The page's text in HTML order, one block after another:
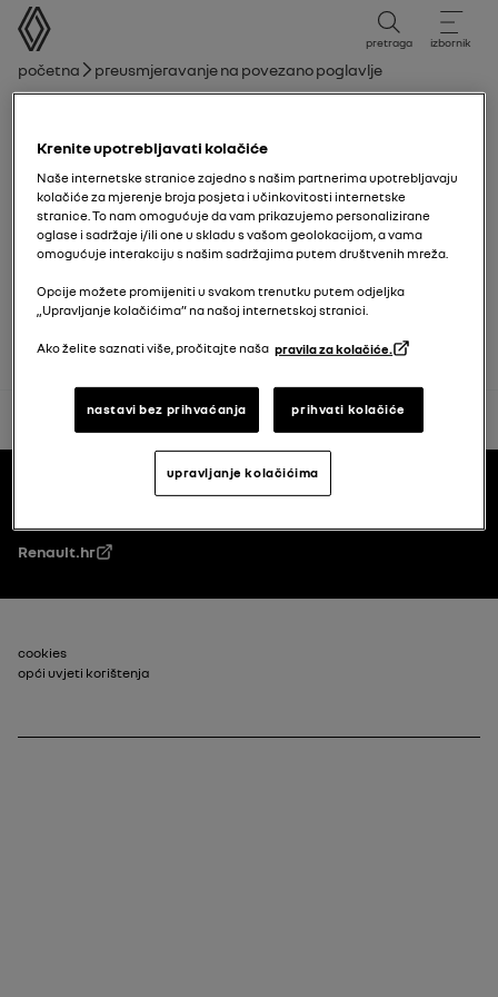
korisnički priručnik
pretraga izbornik
mrvice
Početna Preusmjeravanje na povezano poglavlje
Kartica
Digitalni ključ
Vrata i otvarajući dijelovi
natrag na vrh
Renault.hr
Footer_2
cookies
opći uvjeti korištenja
Krenite upotrebljavati kolačiće
Naše internetske stranice zajedno s našim partnerima upotrebljavaju
kolačiće za mjerenje broja posjeta i učinkovitosti internetske
stranice. To nam omogućuje da vam prikazujemo personalizirane
oglase i sadržaje i/ili one u skladu s vašom geolokacijom, a vama
omogućuje interakciju s našim sadržajima putem društvenih mreža.
Opcije možete promijeniti u svakom trenutku putem odjeljka
„Upravljanje kolačićima” na našoj internetskoj stranici.
Ako želite saznati više, pročitajte naša pravila za kolačiće.
nastavi bez prihvaćanja prihvati kolačiće
upravljanje kolačićima